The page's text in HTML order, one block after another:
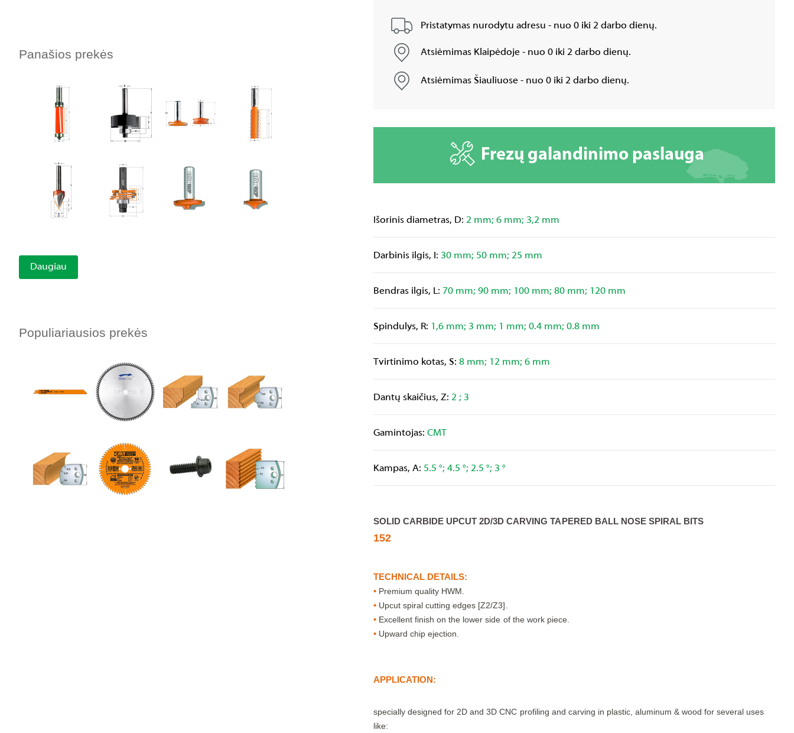
Panašios prekės
Daugiau
Populiariausios prekės
Pristatymas nurodytu adresu - nuo 0 iki 2 darbo dienų.
Atsiėmimas Klaipėdoje - nuo 0 iki 2 darbo dienų.
Atsiėmimas Šiauliuose - nuo 0 iki 2 darbo dienų.
Frezų galandinimo paslauga
Išorinis diametras, D: 2 mm; 6 mm; 3,2 mm
Darbinis ilgis, I: 30 mm; 50 mm; 25 mm
Bendras ilgis, L: 70 mm; 90 mm; 100 mm; 80 mm; 120 mm
Spindulys, R: 1,6 mm; 3 mm; 1 mm; 0.4 mm; 0.8 mm
Tvirtinimo kotas, S: 8 mm; 12 mm; 6 mm
Dantų skaičius, Z: 2 ; 3
Gamintojas: CMT
Kampas, A: 5.5 °; 4.5 °; 2.5 °; 3 °
SOLID CARBIDE UPCUT 2D/3D CARVING TAPERED BALL NOSE SPIRAL BITS
152
TECHNICAL DETAILS:
• Premium quality HWM.
• Upcut spiral cutting edges [Z2/Z3].
• Excellent finish on the lower side of the work piece.
• Upward chip ejection.
APPLICATION:
specially designed for 2D and 3D CNC profiling and carving in plastic, aluminum & wood for several uses
like: